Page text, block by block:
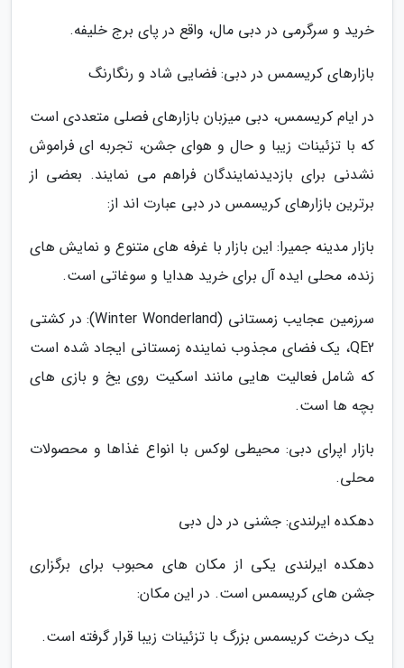
خرید و سرگرمی در دبی مال، واقع در پای برج خلیفه.
بازارهای کریسمس در دبی: فضایی شاد و رنگارنگ
در ایام کریسمس، دبی میزبان بازارهای فصلی متعددی است
که با تزئینات زیبا و حال و هوای جشن، تجربه ای فراموش
نشدنی برای بازدیدنمایندگان فراهم می نمایند. بعضی از
برترین بازارهای کریسمس در دبی عبارت اند از:
بازار مدینه جمیرا: این بازار با غرفه های متنوع و نمایش های
زنده، محلی ایده آل برای خرید هدایا و سوغاتی است.
سرزمین عجایب زمستانی (Winter Wonderland): در کشتی
QE2، یک فضای مجذوب نماینده زمستانی ایجاد شده است
که شامل فعالیت هایی مانند اسکیت روی یخ و بازی های
بچه ها است.
بازار اپرای دبی: محیطی لوکس با انواع غذاها و محصولات
محلی.
دهکده ایرلندی: جشنی در دل دبی
دهکده ایرلندی یکی از مکان های محبوب برای برگزاری
جشن های کریسمس است. در این مکان:
یک درخت کریسمس بزرگ با تزئینات زیبا قرار گرفته است.